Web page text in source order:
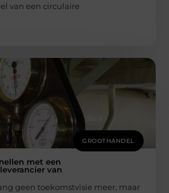
van een circulaire
GROOTHANDEL
met een
van
geen toekomstvisie meer, maar